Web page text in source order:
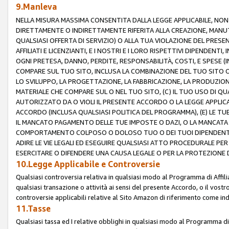
9.Manleva
NELLA MISURA MASSIMA CONSENTITA DALLA LEGGE APPLICABILE,
DIRETTAMENTE O INDIRETTAMENTE RIFERITA ALLA CREAZIONE,
QUALSIASI OFFERTA DI SERVIZIO) O ALLA TUA VIOLAZIONE DEL
AFFILIATI E LICENZIANTI, E I NOSTRI E I LORO RISPETTIVI
OGNI PRETESA, DANNO, PERDITE, RESPONSABILITÀ, COSTI, E SPESE
COMPARE SUL TUO SITO, INCLUSA LA COMBINAZIONE DEL TUO SITO
LO SVILUPPO, LA PROGETTAZIONE, LA FABBRICAZIONE, LA
MATERIALE CHE COMPARE SUL O NEL TUO SITO, (C) IL TUO USO DI
AUTORIZZATO DA O VIOLI IL PRESENTE ACCORDO O LA LEGGE
ACCORDO (INCLUSA QUALSIASI POLITICA DEL PROGRAMMA), (E) LE
IL MANCATO PAGAMENTO DELLE TUE IMPOSTE O DAZI, O LA
COMPORTAMENTO COLPOSO O DOLOSO TUO O DEI TUOI
ADIRE LE VIE LEGALI ED ESEGUIRE QUALSIASI ATTO PROCEDURALE
ESERCITARE O DIFENDERE UNA CAUSA LEGALE O PER LA
10.Legge Applicabile e Controversie
Qualsiasi controversia relativa in qualsiasi modo al Programma di
qualsiasi transazione o attività ai sensi del presente Accordo, o il
controversie applicabili relative al Sito Amazon di riferimento come
11.Tasse
Qualsiasi tassa ed I relative obblighi in qualsiasi modo al